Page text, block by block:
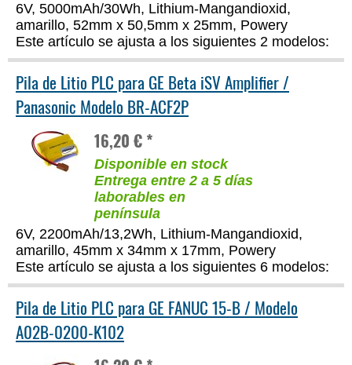
6V, 5000mAh/30Wh, Lithium-Mangandioxid,
amarillo, 52mm x 50,5mm x 25mm, Powery
Este artículo se ajusta a los siguientes 2 modelos:
Pila de Litio PLC para GE Beta iSV Amplifier /
Panasonic Modelo BR-ACF2P
16,20 € *
Disponible en stock
Entrega entre 2 a 5 días
laborables en
península
6V, 2200mAh/13,2Wh, Lithium-Mangandioxid,
amarillo, 45mm x 34mm x 17mm, Powery
Este artículo se ajusta a los siguientes 6 modelos:
Pila de Litio PLC para GE FANUC 15-B / Modelo
A02B-0200-K102